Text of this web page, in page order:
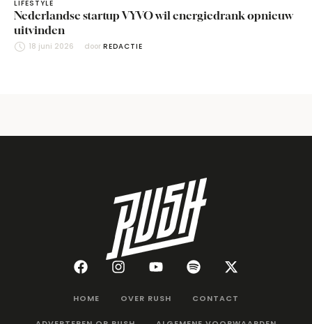
LIFESTYLE
Nederlandse startup VYVO wil energiedrank opnieuw
uitvinden
18 juni 2026 door REDACTIE
HOME OVER RUSH CONTACT